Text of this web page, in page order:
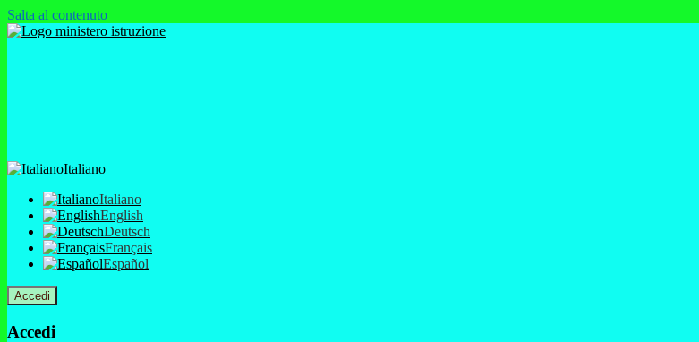
Salta al contenuto
Italiano
Italiano
English
Deutsch
Français
Español
Accedi
Accedi